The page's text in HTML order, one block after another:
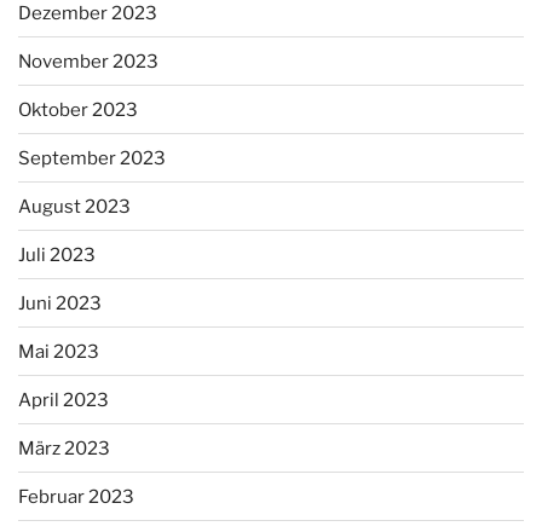
Dezember 2023
November 2023
Oktober 2023
September 2023
August 2023
Juli 2023
Juni 2023
Mai 2023
April 2023
März 2023
Februar 2023